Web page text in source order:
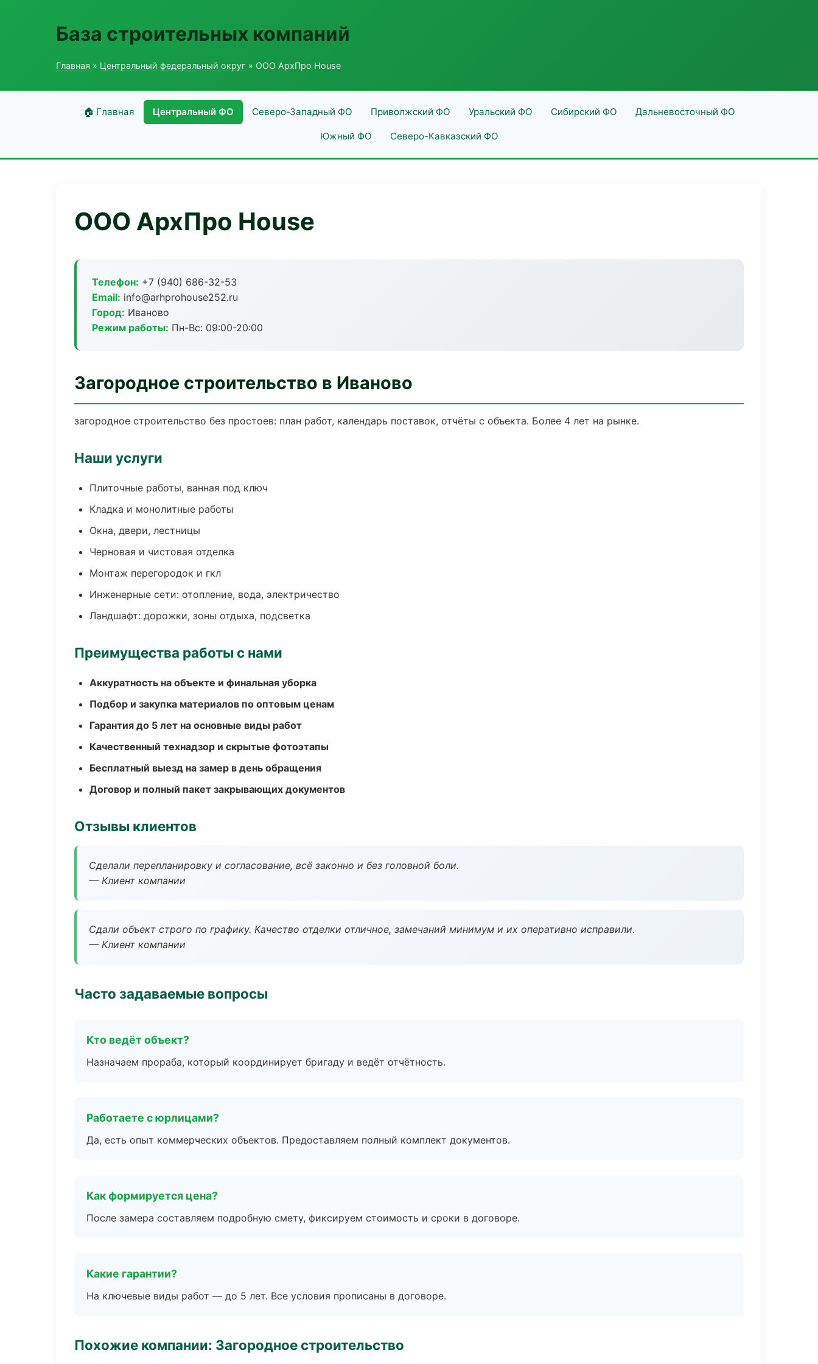
База строительных компаний
Главная » Центральный федеральный округ » ООО АрхПро House
🏠 Главная Центральный ФО Северо-Западный ФО Приволжский ФО Уральский ФО Сибирский ФО Дальневосточный ФО
Южный ФО Северо-Кавказский ФО
ООО АрхПро House
Телефон: +7 (940) 686-32-53
Email: info@arhprohouse252.ru
Город: Иваново
Режим работы: Пн-Вс: 09:00-20:00
Загородное строительство в Иваново
загородное строительство без простоев: план работ, календарь поставок, отчёты с объекта. Более 4 лет на рынке.
Наши услуги
Плиточные работы, ванная под ключ
Кладка и монолитные работы
Окна, двери, лестницы
Черновая и чистовая отделка
Монтаж перегородок и гкл
Инженерные сети: отопление, вода, электричество
Ландшафт: дорожки, зоны отдыха, подсветка
Преимущества работы с нами
Аккуратность на объекте и финальная уборка
Подбор и закупка материалов по оптовым ценам
Гарантия до 5 лет на основные виды работ
Качественный технадзор и скрытые фотоэтапы
Бесплатный выезд на замер в день обращения
Договор и полный пакет закрывающих документов
Отзывы клиентов
Сделали перепланировку и согласование, всё законно и без головной боли.
— Клиент компании
Сдали объект строго по графику. Качество отделки отличное, замечаний минимум и их оперативно исправили.
— Клиент компании
Часто задаваемые вопросы
Кто ведёт объект?
Назначаем прораба, который координирует бригаду и ведёт отчётность.
Работаете с юрлицами?
Да, есть опыт коммерческих объектов. Предоставляем полный комплект документов.
Как формируется цена?
После замера составляем подробную смету, фиксируем стоимость и сроки в договоре.
Какие гарантии?
На ключевые виды работ — до 5 лет. Все условия прописаны в договоре.
Похожие компании: Загородное строительство